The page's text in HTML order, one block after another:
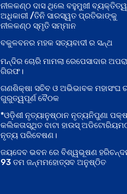
ନୀଳକଣ୍ଠ ଦାସ ଥିଲେ ବହୁମୁଖୀ
ଅଧିକାରୀ /ତିନି ସାରସ୍ୱତ ପ୍ରତିଭାଙ୍କୁ
ନୀଳକଣ୍ଠ ସ୍ମୃତି ସମ୍ମାନ
ବକୁଳବନର ମହକ ସତ୍ୟବାଦୀ ର ସନ୍ଥ
ମନ୍ଦିର ଚୋରି ମାମଲା ରେପେସାଦାର
ଗିରଫ।
ଗଣଶିକ୍ଷା ସଚିବ ଓ ଅଭିଭାବକ ମହାସଂଘ
ଗୁରୁତ୍ୱପୂର୍ଣ ବୈଠକ
*ଓଡ଼ିଶୀ ନୃତ୍ୟାନୁଷ୍ଠାନ ନୃତ୍ୟନିପୁଣା
କଲିକତାସ୍ଥିତ ବାଟା ହାଉସ୍
ନୃତ୍ୟ ପରିବେଷଣ।
ଜୟଦେବ ଭବନ ରେ ବିଶ୍ୱଭୂଷଣ
93 ତମ ଜନ୍ମମହୋତ୍ସବ ଅନୁଷ୍ଠିତ